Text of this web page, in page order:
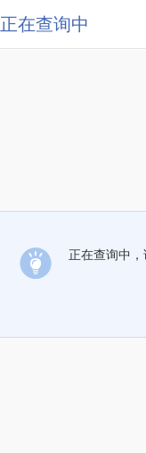
正在查询中
正在查询中，